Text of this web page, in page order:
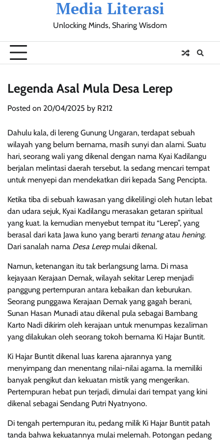
Media Literasi
Unlocking Minds, Sharing Wisdom
Pendidikan
SosialOlahraga
Resensi
Ulasan
Opini
Legenda Asal Mula Desa Lerep
Posted on 20/04/2025 by R212
Dahulu kala, di lereng Gunung Ungaran, terdapat sebuah
wilayah yang belum bernama, masih sunyi dan alami. Suatu
hari, seorang wali yang dikenal dengan nama Kyai Kadilangu
berjalan melintasi daerah tersebut. Ia sedang mencari tempat
untuk menyepi dan mendekatkan diri kepada Sang Pencipta.
Ketika tiba di sebuah kawasan yang dikelilingi oleh hutan lebat
dan udara sejuk, Kyai Kadilangu merasakan getaran spiritual
yang kuat. Ia kemudian menyebut tempat itu “Lerep”, yang
berasal dari kata Jawa kuno yang berarti tenangatau hening.
Dari sanalah nama Desa Lerepmulai dikenal.
Namun, ketenangan itu tak berlangsung lama. Di masa
kejayaan Kerajaan Demak, wilayah sekitar Lerep menjadi
panggung pertempuran antara kebaikan dan keburukan.
Seorang punggawa Kerajaan Demak yang gagah berani,
Sunan Hasan Munadi atau dikenal pula sebagai Bambang
Karto Nadi dikirim oleh kerajaan untuk menumpas kezaliman
yang dilakukan oleh seorang tokoh bernama Ki Hajar Buntit.
Ki Hajar Buntit dikenal luas karena ajarannya yang
menyimpang dan menentang nilai-nilai agama. Ia memiliki
banyak pengikut dan kekuatan mistik yang mengerikan.
Pertempuran hebat pun terjadi, dimulai dari tempat yang kini
dikenal sebagai Sendang Putri Nyatnyono.
Di tengah pertempuran itu, pedang milik Ki Hajar Buntit patah
tanda bahwa kekuatannya mulai melemah. Potongan pedang